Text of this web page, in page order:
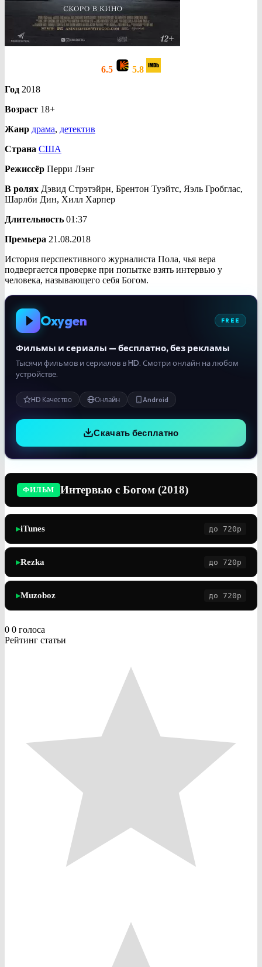
6.5
5.8
Год 2018
Возраст 18+
Жанр драма, детектив
Страна США
Режиссёр Перри Лэнг
В ролях Дэвид Стрэтэйрн, Брентон Туэйтс, Яэль Гробглас,
Шарлби Дин, Хилл Харпер
Длительность 01:37
Премьера 21.08.2018
История перспективного журналиста Пола, чья вера
подвергается проверке при попытке взять интервью у
человека, называющего себя Богом.
Oxygen FREE
Фильмы и сериалы — бесплатно, без рекламы
Тысячи фильмов и сериалов в HD. Смотри онлайн на любом
устройстве.
HD Качество Онлайн Android
Скачать бесплатно
ФИЛЬМ Интервью с Богом (2018)
▶iTunes до 720p
▶Rezka до 720p
▶Muzoboz до 720p
0 0 голоса
Рейтинг статьи